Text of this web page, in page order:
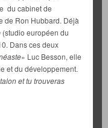
du cabinet de
de Ron Hubbard. Déjà
(studio européen du
Dans ces deux
» Luc Besson, elle
et du développement.
et tu trouveras